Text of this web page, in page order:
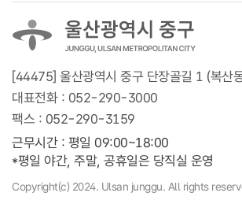
[44475] 울산광역시 중구 단장골길 1 (복산
대표전화 : 052-290-3000
팩스 : 052-290-3159
근무시간 : 평일 09:00~18:00
*평일 야간, 주말, 공휴일은 당직실 운영
Copyright(c) 2024. Ulsan junggu. All rights